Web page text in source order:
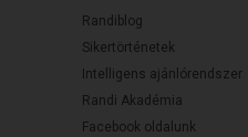
Randiblog
Sikertörténetek
Intelligens ajánlórendszer
Randi Akadémia
Facebook oldalunk